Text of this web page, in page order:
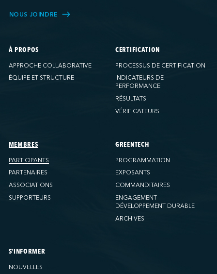
Ports America (IAP)
Ports America (Miami)
Ports America (NATSS)
Ports America (New Orleans)
Ports America (WBCT)
Ports America (Wilmington)
PSA Halifax
PSA Halifax (Fairview Cove)
QSL America
Société Terminaux Montréal Gateway
Sollio Agriculture (Hamilton)
NOUS JOINDRE
À PROPOS
APPROCHE COLLABORATIVE
ÉQUIPE ET STRUCTURE
CERTIFICATION
PROCESSUS DE CERTIFICATION
INDICATEURS DE
PERFORMANCE
RÉSULTATS
VÉRIFICATEURS
MEMBRES
PARTICIPANTS
PARTENAIRES
ASSOCIATIONS
SUPPORTEURS
GREENTECH
PROGRAMMATION
EXPOSANTS
COMMANDITAIRES
ENGAGEMENT
DÉVELOPPEMENT DURABLE
ARCHIVES
S'INFORMER
NOUVELLES